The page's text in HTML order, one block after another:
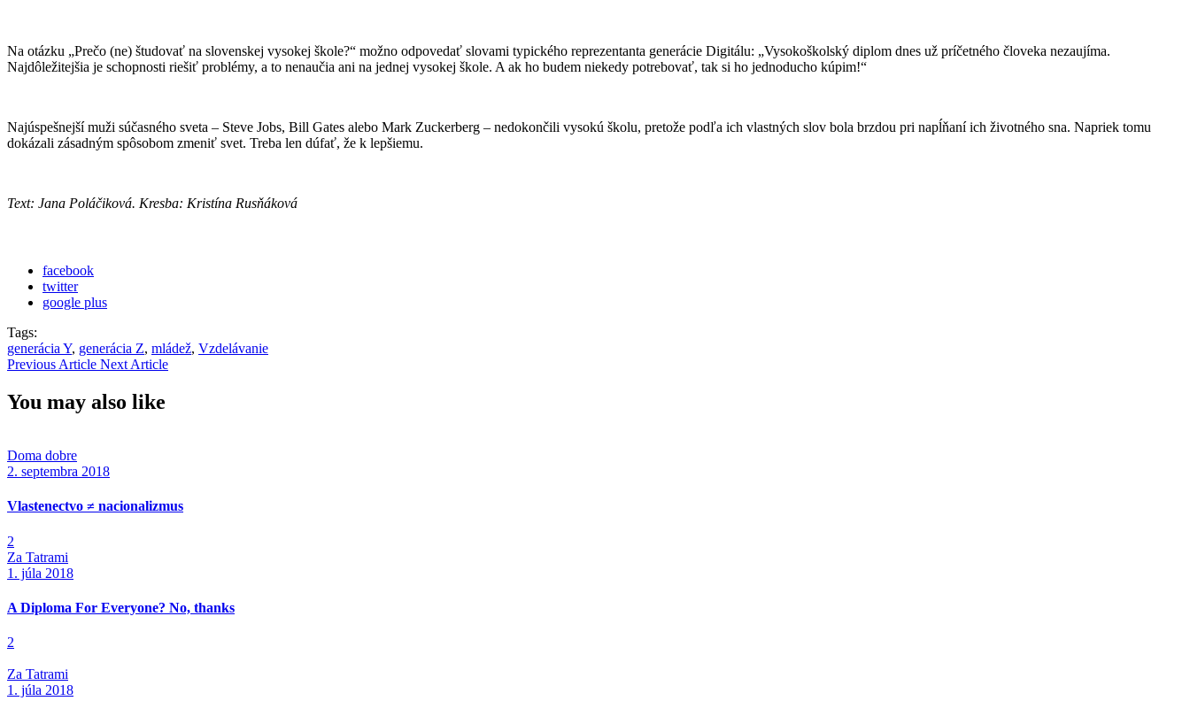
Na otázku „Prečo (ne) študovať na slovenskej vysokej škole?“ možno odpovedať slovami typického reprezentanta generácie Digitálu: „Vysokoškolský diplom dnes už príčetného človeka nezaujíma.
Najdôležitejšia je schopnosti riešiť problémy, a to nenaučia ani na jednej vysokej škole. A ak ho budem niekedy potrebovať, tak si ho jednoducho kúpim!“
Najúspešnejší muži súčasného sveta – Steve Jobs, Bill Gates alebo Mark Zuckerberg – nedokončili vysokú školu, pretože podľa ich vlastných slov bola brzdou pri napĺňaní ich životného sna. Napriek tomu
dokázali zásadným spôsobom zmeniť svet. Treba len dúfať, že k lepšiemu.
Text: Jana Poláčiková. Kresba: Kristína Rusňáková
facebook
twitter
google plus
Tags:
generácia Y, generácia Z, mládež, Vzdelávanie
Previous Article Next Article
You may also like
Doma dobre
2. septembra 2018
Vlastenectvo ≠ nacionalizmus
2
Za Tatrami
1. júla 2018
A Diploma For Everyone? No, thanks
2
Za Tatrami
1. júla 2018